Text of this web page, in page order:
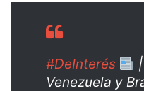
#DeInterés
Venezuela y